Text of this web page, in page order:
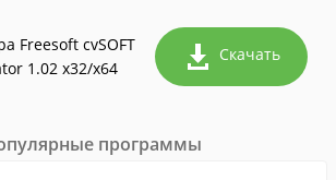
Freesoft cvSOFT
1.02 x32/x64
Скачать
программы